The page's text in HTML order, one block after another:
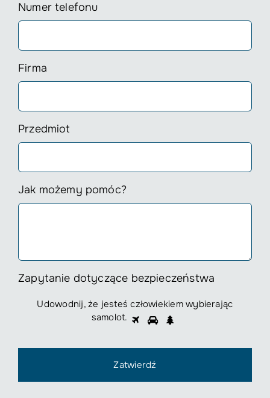
Numer telefonu
Firma
Przedmiot
Jak możemy pomóc?
Zapytanie dotyczące bezpieczeństwa
Udowodnij, że jesteś człowiekiem wybierając
samolot. Udowodnij,
wybierając
samolot.